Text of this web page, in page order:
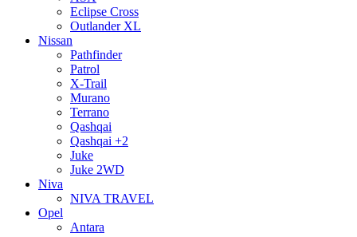
Eclipse Cross
Outlander XL
Nissan
Pathfinder
Patrol
X-Trail
Murano
Terrano
Qashqai
Qashqai +2
Juke
Juke 2WD
Niva
NIVA TRAVEL
Opel
Antara